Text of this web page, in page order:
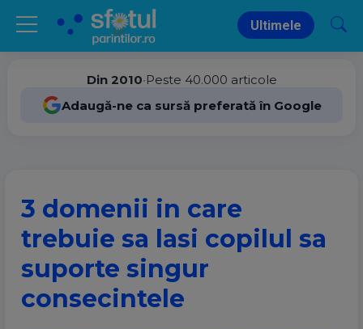
Ultimele
Din 2010•Peste 40.000 articole
Adaugă-ne ca sursă preferată în Google
3 domenii in care
trebuie sa lasi copilul sa
suporte singur
consecintele